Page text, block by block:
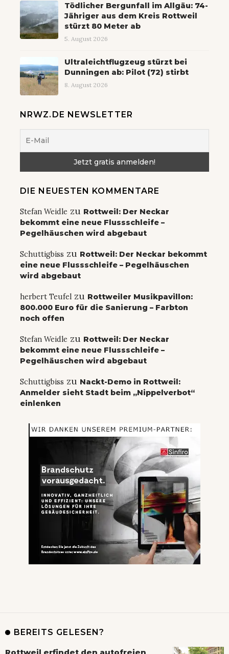
Tödlicher Bergunfall im Allgäu: 74-
Jähriger aus dem Kreis Rottweil
stürzt 80 Meter ab
5. August 2026
Ultraleichtflugzeug stürzt bei
Dunningen ab: Pilot (72) stirbt
8. August 2026
NRWZ.DE NEWSLETTER
DIE NEUESTEN KOMMENTARE
Stefan Weidle zu Rottweil: Der Neckar
bekommt eine neue Flussschleife –
Pegelhäuschen wird abgebaut
Schuttigbiss zu Rottweil: Der Neckar bekommt
eine neue Flussschleife – Pegelhäuschen
wird abgebaut
herbert Teufel zu Rottweiler Musikpavillon:
800.000 Euro für die Sanierung – Farbton
noch offen
Stefan Weidle zu Rottweil: Der Neckar
bekommt eine neue Flussschleife –
Pegelhäuschen wird abgebaut
Schuttigbiss zu Nackt-Demo in Rottweil:
Anmelder sieht Stadt beim „Nippelverbot“
einlenken
BEREITS GELESEN?
Rottweil erfindet den autofreien